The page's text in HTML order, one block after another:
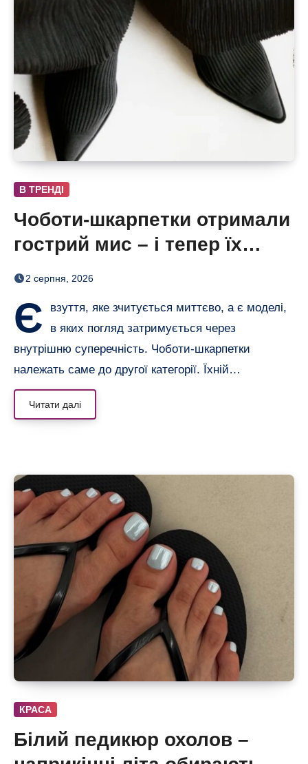
В ТРЕНДІ
Чоботи-шкарпетки отримали
гострий мис – і тепер їх
хочеться роздивлятися
2 серпня, 2026
Є
взуття, яке зчитується миттєво, а є моделі,
в яких погляд затримується через
внутрішню суперечність. Чоботи-шкарпетки
належать саме до другої категорії. Їхній…
Читати далі
КРАСА
Білий педикюр охолов –